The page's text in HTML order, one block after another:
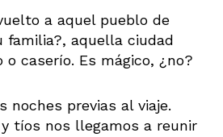
a aquel pueblo de
familia?, aquella ciudad
o caserío. Es mágico, ¿no?
noches previas al viaje.
tíos nos llegamos a reunir